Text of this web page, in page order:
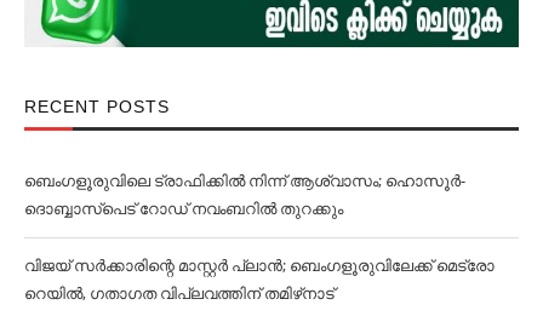
RECENT POSTS
ബെംഗളൂരുവിലെ ട്രാഫിക്കില്‍ നിന്ന് ആശ്വാസം; ഹൊസൂര്‍-
ദൊബ്ബാസ്പെട് റോഡ് നവംബറില്‍ തുറക്കും
വിജയ് സര്‍ക്കാരിന്റെ മാസ്റ്റര്‍ പ്ലാന്‍; ബെംഗളൂരുവിലേക്ക് മെട്രോ
റെയില്‍, ഗതാഗത വിപ്ലവത്തിന് തമിഴ്‌നാട്